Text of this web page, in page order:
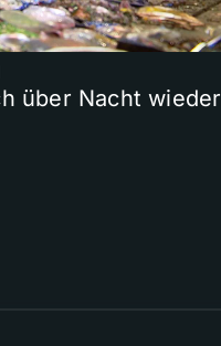
über Nacht wieder